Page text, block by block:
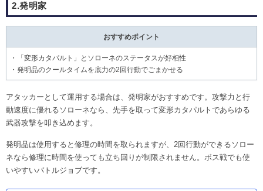
2.発明家
おすすめポイント
・「変形カタパルト」とソローネのステータスが好相性
・発明品のクールタイムを底力の2回行動でごまかせる
アタッカーとして運用する場合は、発明家がおすすめです。攻撃力と行
動速度に優れるソローネなら、先手を取って変形カタパルトであらゆる
武器攻撃を叩き込めます。
発明品は使用すると修理の時間を取られますが、2回行動ができるソロー
ネなら修理に時間を使っても立ち回りが制限されません。ボス戦でも使
いやすいバトルジョブです。